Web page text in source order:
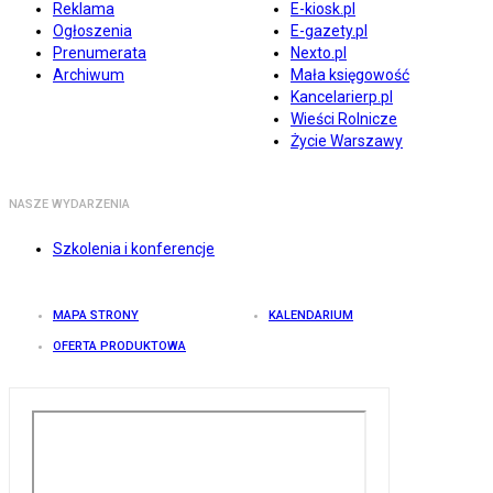
Reklama
Ogłoszenia
Prenumerata
Archiwum
E-kiosk.pl
E-gazety.pl
Nexto.pl
Mała księgowość
Kancelarierp.pl
Wieści Rolnicze
Życie Warszawy
NASZE WYDARZENIA
Szkolenia i konferencje
MAPA STRONY KALENDARIUM
OFERTA PRODUKTOWA